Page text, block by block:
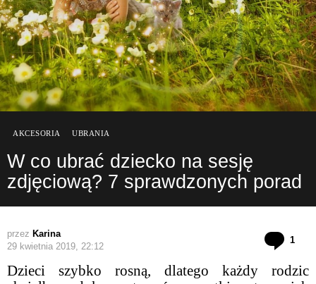
AKCESORIA UBRANIA
W co ubrać dziecko na sesję
zdjęciową? 7 sprawdzonych porad
przez Karina
29 kwietnia 2019, 22:12
1
Dzieci szybko rosną, dlatego każdy rodzic